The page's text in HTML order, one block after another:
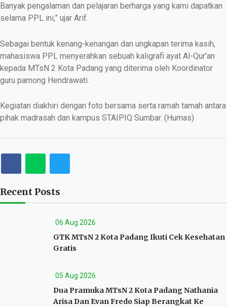
Banyak pengalaman dan pelajaran berharga yang kami dapatkan
selama PPL ini,” ujar Arif.
Sebagai bentuk kenang-kenangan dan ungkapan terima kasih,
mahasiswa PPL menyerahkan sebuah kaligrafi ayat Al-Qur’an
kepada MTsN 2 Kota Padang yang diterima oleh Koordinator
guru pamong Hendrawati.
Kegiatan diakhiri dengan foto bersama serta ramah tamah antara
pihak madrasah dan kampus STAIPIQ Sumbar. (Humas)
Recent Posts
06 Aug 2026
GTK MTsN 2 Kota Padang Ikuti Cek Kesehatan
Gratis
05 Aug 2026
Dua Pramuka MTsN 2 Kota Padang Nathania
Arisa Dan Evan Fredo Siap Berangkat Ke